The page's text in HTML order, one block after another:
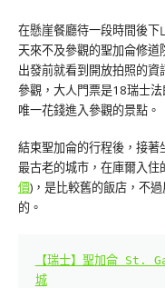
在懸崖餐廳待一段時間後
天來不及參觀的聖加侖修
出發前就看到開放拍照的
參觀，大人門票是18瑞士
唯一花錢進入參觀的景點。
結束聖加侖的行程後，接著
最古老的城市，在庫爾入
價)，是比較舊的飯店，不
的。
【瑞士】聖加侖 St.
城